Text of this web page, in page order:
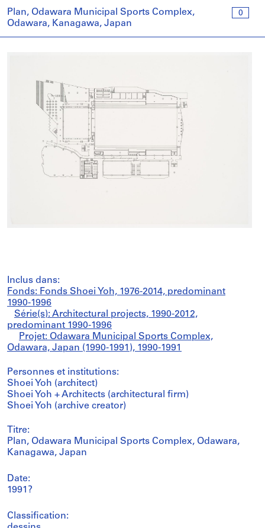
0
Plan, Odawara Municipal Sports Complex,
Odawara, Kanagawa, Japan
Inclus dans:
Fonds: Fonds Shoei Yoh, 1976-2014, predominant
1990-1996
Série(s): Architectural projects, 1990-2012,
predominant 1990-1996
Projet: Odawara Municipal Sports Complex,
Odawara, Japan (1990-1991), 1990-1991
Personnes et institutions:
Shoei Yoh (architect)
Shoei Yoh + Architects (architectural firm)
Shoei Yoh (archive creator)
Titre:
Plan, Odawara Municipal Sports Complex, Odawara,
Kanagawa, Japan
Date:
1991?
Classification: